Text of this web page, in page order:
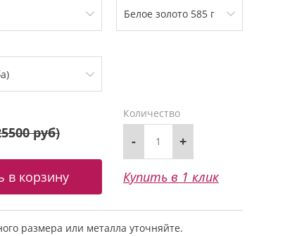
руб)
Количество
- +
Купить в 1 клик
размера или металла уточняйте.